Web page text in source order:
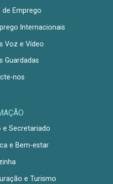
Emprego
Internacionais
Voz e Vídeo
Guardadas
nos
e Secretariado
e Bem-estar
e Turismo